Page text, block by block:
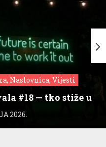
Naslovnica, Vijesti
#18 — tko stiže u
2026.